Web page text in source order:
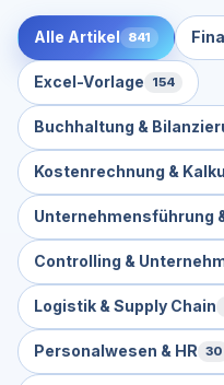
Alle Artikel 841
Excel-Vorlage 154
Buchhaltung &
Kostenrechnung &
Unternehmensführung
Controlling &
Logistik & Supply Chain
Personalwesen & HR 30